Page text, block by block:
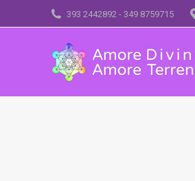
393 2442892 - 349 8759715